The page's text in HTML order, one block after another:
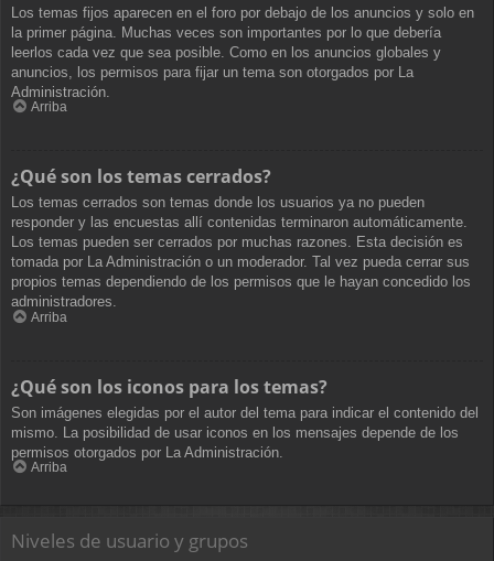
Los temas fijos aparecen en el foro por debajo de los anuncios y solo en
la primer página. Muchas veces son importantes por lo que debería
leerlos cada vez que sea posible. Como en los anuncios globales y
anuncios, los permisos para fijar un tema son otorgados por La
Administración.
Arriba
¿Qué son los temas cerrados?
Los temas cerrados son temas donde los usuarios ya no pueden
responder y las encuestas allí contenidas terminaron automáticamente.
Los temas pueden ser cerrados por muchas razones. Esta decisión es
tomada por La Administración o un moderador. Tal vez pueda cerrar sus
propios temas dependiendo de los permisos que le hayan concedido los
administradores.
Arriba
¿Qué son los iconos para los temas?
Son imágenes elegidas por el autor del tema para indicar el contenido del
mismo. La posibilidad de usar iconos en los mensajes depende de los
permisos otorgados por La Administración.
Arriba
Niveles de usuario y grupos